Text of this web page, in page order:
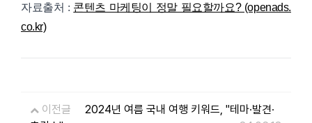
자료출처 : 콘텐츠 마케팅이 정말 필요할까요? (openads.
co.kr)
이전글
2024년 여름 국내 여행 키워드, "테마∙발견∙